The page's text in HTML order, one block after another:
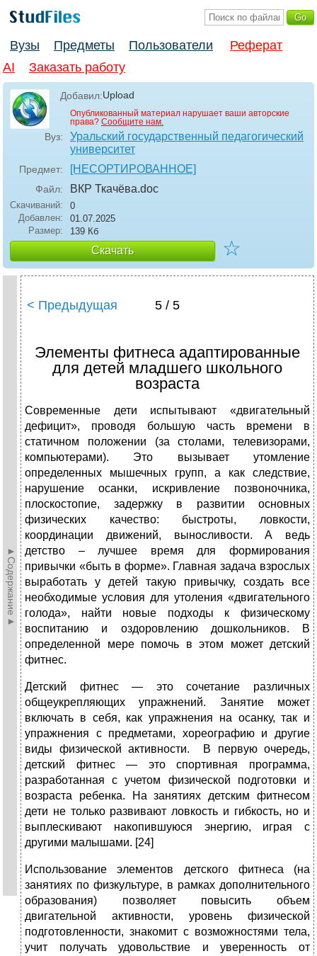
Вузы Предметы Пользователи
Реферат
AI
Заказать работу
Добавил:Upload
Опубликованный материал нарушает ваши авторские
права? Сообщите нам.
Вуз:
Уральский государственный педагогический
университет
Предмет: [НЕСОРТИРОВАННОЕ]
Файл: ВКР Ткачёва.doc
Скачиваний:
0
Добавлен:
01.07.2025
Размер:
139 Кб
Скачать ☆
►Содержание►
< Предыдущая 5 / 5
Элементы фитнеса адаптированные
для детей младшего школьного
возраста
Современные дети испытывают «двигательный
дефицит», проводя большую часть времени в
статичном положении (за столами, телевизорами,
компьютерами). Это вызывает утомление
определенных мышечных групп, а как следствие,
нарушение осанки, искривление позвоночника,
плоскостопие, задержку в развитии основных
физических качество: быстроты, ловкости,
координации движений, выносливости. А ведь
детство – лучшее время для формирования
привычки «быть в форме». Главная задача взрослых
выработать у детей такую привычку, создать все
необходимые условия для утоления «двигательного
голода», найти новые подходы к физическому
воспитанию и оздоровлению дошкольников. В
определенной мере помочь в этом может детский
фитнес.
Детский фитнес — это сочетание различных
общеукрепляющих упражнений. Занятие может
включать в себя, как упражнения на осанку, так и
упражнения с предметами, хореографию и другие
виды физической активности. В первую очередь,
детский фитнес — это спортивная программа,
разработанная с учетом физической подготовки и
возраста ребенка. На занятиях детским фитнесом
дети не только развивают ловкость и гибкость, но и
выплескивают накопившуюся энергию, играя с
другими малышами. [24]
Использование элементов детского фитнеса (на
занятиях по физкультуре, в рамках дополнительного
образования) позволяет повысить объем
двигательной активности, уровень физической
подготовленности, знакомит с возможностями тела,
учит получать удовольствие и уверенность от